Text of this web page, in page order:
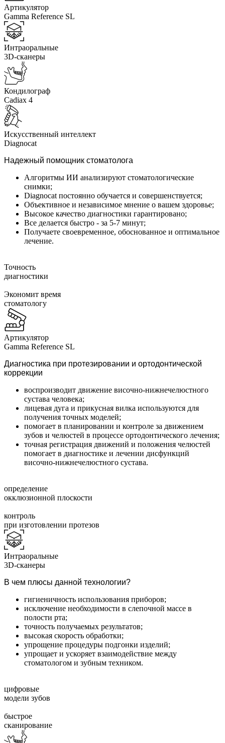
Артикулятор
Gamma Reference SL
Интраоральные
3D-сканеры
Кондилограф
Cadiax 4
Искусственный интеллект
Diagnocat
Надежный помощник стоматолога
Алгоритмы ИИ анализируют стоматологические
снимки;
Diagnocat постоянно обучается и совершенствуется;
Объективное и независимое мнение о вашем здоровье;
Высокое качество диагностики гарантировано;
Все делается быстро - за 5-7 минут;
Получаете своевременное, обоснованное и оптимальное
лечение.
Точность
диагностики
Экономит время
стоматологу
Артикулятор
Gamma Reference SL
Диагностика при протезировании и ортодонтической
коррекции
воспроизводит движение височно-нижнечелюстного
сустава человека;
лицевая дуга и прикусная вилка используются для
получения точных моделей;
помогает в планировании и контроле за движением
зубов и челюстей в процессе ортодонтического лечения;
точная регистрация движений и положения челюстей
помогает в диагностике и лечении дисфункций
височно-нижнечелюстного сустава.
определение
окклюзионной плоскости
контроль
при изготовлении протезов
Интраоральные
3D-сканеры
В чем плюсы данной технологии?
гигиеничность использования приборов;
исключение необходимости в слепочной массе в
полости рта;
точность получаемых результатов;
высокая скорость обработки;
упрощение процедуры подгонки изделий;
упрощает и ускоряет взаимодействие между
стоматологом и зубным техником.
цифровые
модели зубов
быстрое
сканирование